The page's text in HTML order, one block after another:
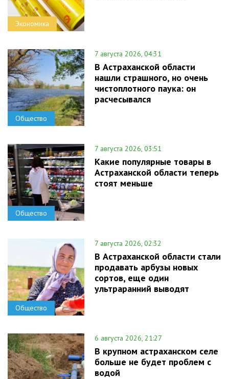
Экономика
Общество
7 августа 2026, 04:31
В Астраханской области
нашли страшного, но очень
чистоплотного паука: он
расчесывался
Общество
7 августа 2026, 03:51
Какие популярные товары в
Астраханской области теперь
стоят меньше
Общество
7 августа 2026, 02:32
В Астраханской области стали
продавать арбузы новых
сортов, еще один
ультраранний выводят
6 августа 2026, 21:27
В крупном астраханском селе
больше не будет проблем с
водой